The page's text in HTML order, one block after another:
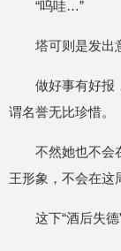
“呜哇…”
塔可则是发出
做好事有好报
谓名誉无比珍惜。
不然她也不会
王形象，不会在这
这下“酒后失